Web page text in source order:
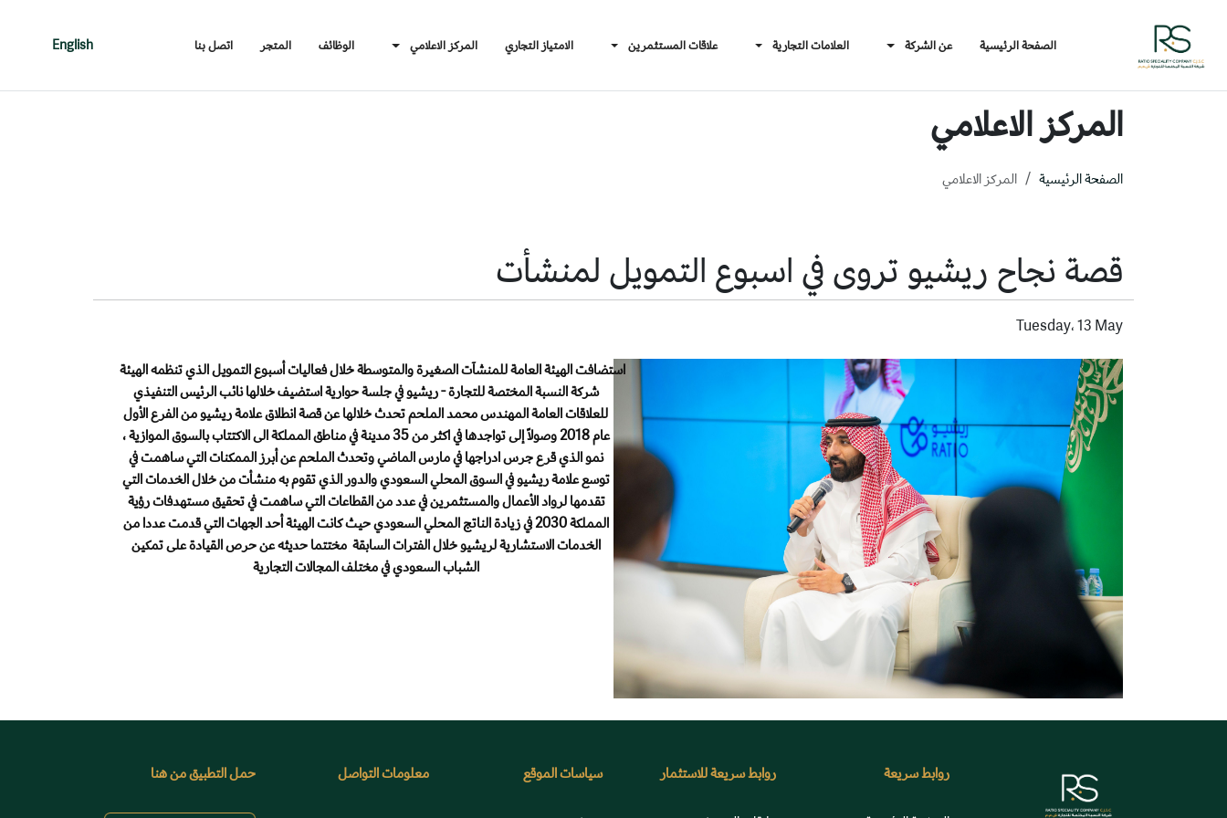
الصفحة الرئيسية عن الشركة العلامات التجارية علاقات المستثمرين الامتياز التجاري المركز الاعلامي الوظائف المتجر اتصل بنا English
المركز الاعلامي
الصفحة الرئيسية المركز الاعلامي
قصة نجاح ريشيو تروى في اسبوع التمويل لمنشأت
Tuesday، 13 May
استضافت الهيئة العامة للمنشآت الصغيرة والمتوسطة خلال فعاليات أسبوع التمويل الذي تنظمه الهيئة
شركة النسبة المختصة للتجارة - ريشيو في جلسة حوارية استضيف خلالها نائب الرئيس التنفيذي
للعلاقات العامة المهندس محمد الملحم تحدث خلالها عن قصة انطلاق علامة ريشيو من الفرع الأول
عام 2018 وصولاً إلى تواجدها في اكثر من 35 مدينة في مناطق المملكة الى الاكتتاب بالسوق الموازية ،
نمو الذي قرع جرس ادراجها في مارس الماضي وتحدث الملحم عن أبرز الممكنات التي ساهمت في
توسع علامة ريشيو في السوق المحلي السعودي والدور الذي تقوم به منشأت من خلال الخدمات التي
تقدمها لرواد الأعمال والمستثمرين في عدد من القطاعات التي ساهمت في تحقيق مستهدفات رؤية
المملكة 2030 في زيادة الناتج المحلي السعودي حيث كانت الهيئة أحد الجهات التي قدمت عددا من
الخدمات الاستشارية لريشيو خلال الفترات السابقة مختتما حديثه عن حرص القيادة على تمكين
الشباب السعودي في مختلف المجالات التجارية
روابط سريعة روابط سريعة للاستثمار سياسات الموقع معلومات التواصل حمل التطبيق من هنا